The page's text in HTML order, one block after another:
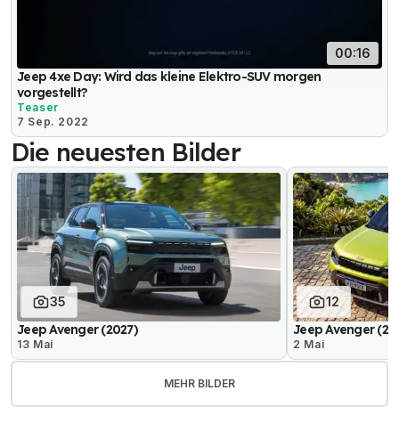
00:16
Jeep 4xe Day: Wird das kleine Elektro-SUV morgen
vorgestellt?
Teaser
7 Sep. 2022
Die neuesten Bilder
35
Jeep Avenger (2027)
13 Mai
12
Jeep Avenger
2 Mai
MEHR BILDER